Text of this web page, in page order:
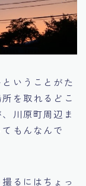
いうことがた
を取れるどこ
川原町周辺ま
もんなんで
るにはちょっ